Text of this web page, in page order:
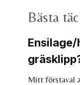
Bästa
Ensilage/
Mitt förstaval